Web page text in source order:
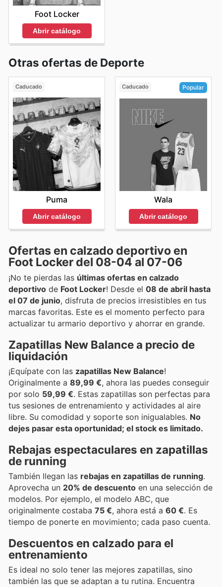
Foot Locker
Abrir catálogo
Otras ofertas de Deporte
Caducado
Puma
Abrir catálogo
Caducado Popular
Wala
Abrir catálogo
Ofertas en calzado deportivo en
Foot Locker del 08-04 al 07-06
¡No te pierdas las últimas ofertas en calzado
deportivo de Foot Locker! Desde el 08 de abril hasta
el 07 de junio, disfruta de precios irresistibles en tus
marcas favoritas. Este es el momento perfecto para
actualizar tu armario deportivo y ahorrar en grande.
Zapatillas New Balance a precio de
liquidación
¡Equípate con las zapatillas New Balance!
Originalmente a 89,99 €, ahora las puedes conseguir
por solo 59,99 €. Estas zapatillas son perfectas para
tus sesiones de entrenamiento y actividades al aire
libre. Su comodidad y soporte son inigualables. No
dejes pasar esta oportunidad; el stock es limitado.
Rebajas espectaculares en zapatillas
de running
También llegan las rebajas en zapatillas de running.
Aprovecha un 20% de descuento en una selección de
modelos. Por ejemplo, el modelo ABC, que
originalmente costaba 75 €, ahora está a 60 €. Es
tiempo de ponerte en movimiento; cada paso cuenta.
Descuentos en calzado para el
entrenamiento
Es ideal no solo tener las mejores zapatillas, sino
también las que se adaptan a tu rutina. Encuentra